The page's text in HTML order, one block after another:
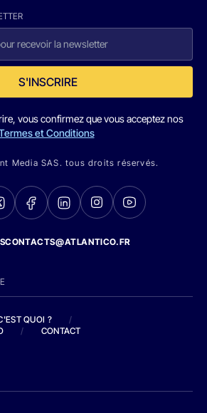
S'INSCRIRE
vous confirmez que vous acceptez nos
et Conditions
Media SAS. tous droits réservés.
QUOI ?
/
/ CONTACT